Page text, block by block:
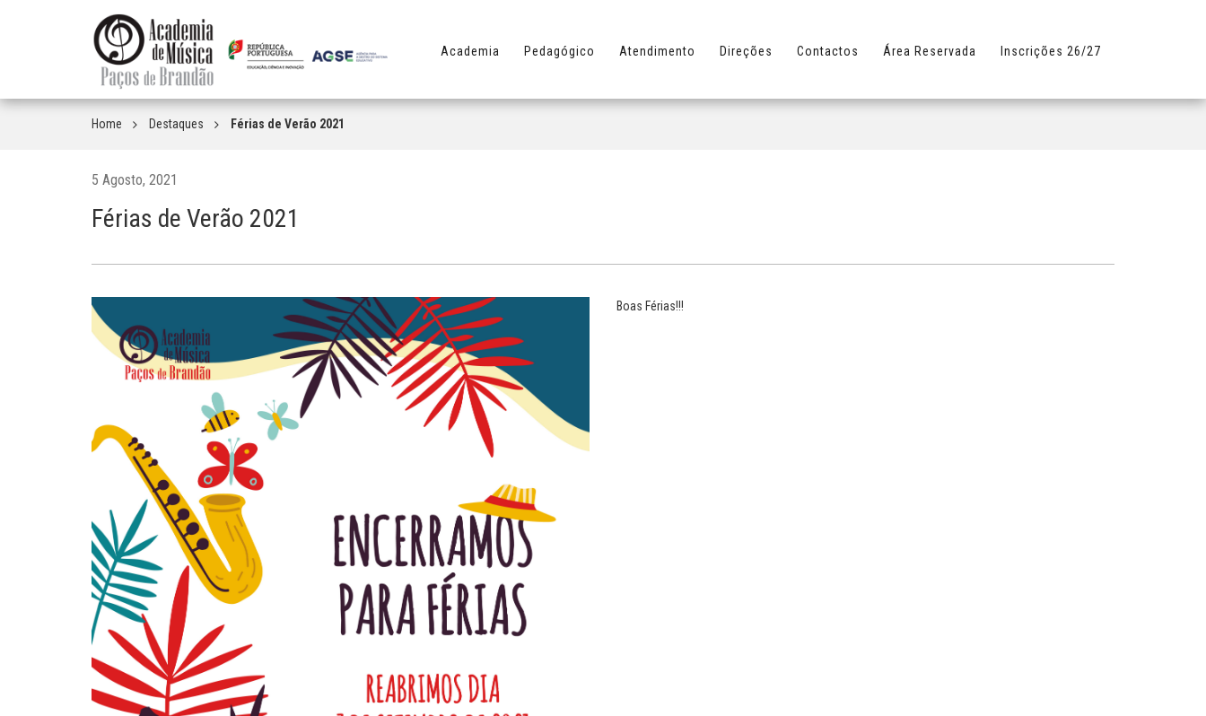
Academia Pedagógico Atendimento Direções Contactos Área Reservada Inscrições 26/27
Home Destaques Férias de Verão 2021
5 Agosto, 2021
Férias de Verão 2021
Boas Férias!!!